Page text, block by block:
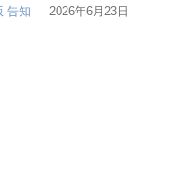
告知 ｜ 2026年6月23日